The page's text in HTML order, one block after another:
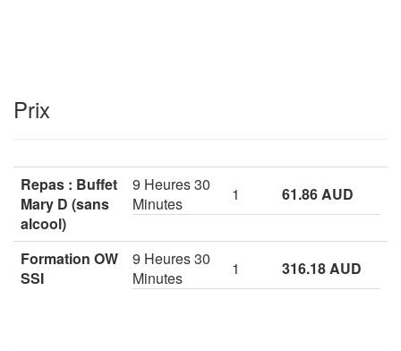
Prix
Repas : Buffet
Mary D (sans
alcool)
9 Heures 30
Minutes
1 61.86 AUD
Formation OW
SSI
9 Heures 30
Minutes
1 316.18 AUD